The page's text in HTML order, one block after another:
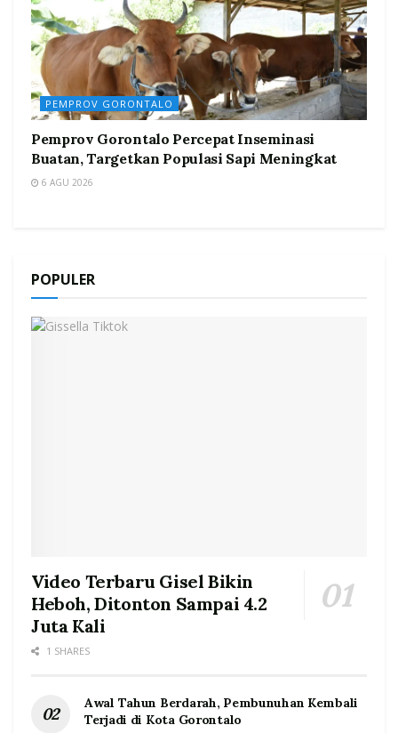
PEMPROV GORONTALO
Pemprov Gorontalo Percepat Inseminasi
Buatan, Targetkan Populasi Sapi Meningkat
6 AGU 2026
POPULER
Video Terbaru Gisel Bikin
Heboh, Ditonton Sampai 4.2
Juta Kali
1 SHARES
Awal Tahun Berdarah, Pembunuhan Kembali
Terjadi di Kota Gorontalo